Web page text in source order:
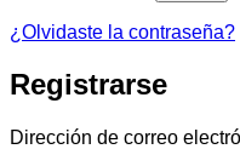
¿Olvidaste la contraseña?
Registrarse
Dirección de correo